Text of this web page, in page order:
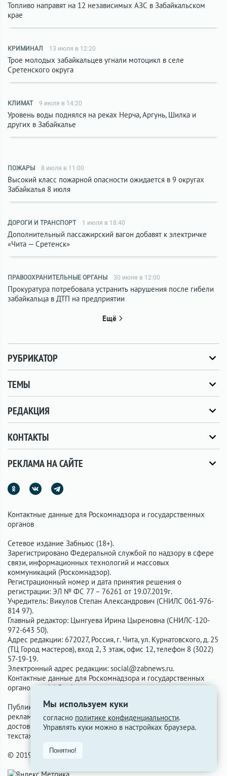
Мы используем куки
согласно политике конфиденциальности.
Управлять куки можно в настройках браузера.
Понятно!
Топливо направят на 12 независимых АЗС в Забайкальском
крае
КРИМИНАЛ 13 июля в 12:20
Трое молодых забайкальцев угнали мотоцикл в селе
Сретенского округа
КЛИМАТ 9 июля в 14:20
Уровень воды поднялся на реках Нерча, Аргунь, Шилка и
других в Забайкалье
ПОЖАРЫ 8 июля в 11:00
Высокий класс пожарной опасности ожидается в 9 округах
Забайкалья 8 июля
ДОРОГИ И ТРАНСПОРТ 1 июля в 18:40
Дополнительный пассажирский вагон добавят к электричке
«Чита — Сретенск»
ПРАВООХРАНИТЕЛЬНЫЕ ОРГАНЫ 30 июня в 12:00
Прокуратура потребовала устранить нарушения после гибели
забайкальца в ДТП на предприятии
Ещё
РУБРИКАТОР
ТЕМЫ
РЕДАКЦИЯ
КОНТАКТЫ
РЕКЛАМА НА САЙТЕ
Контактные данные для Роскомнадзора и государственных
органов
Сетевое издание Забньюс (18+).
Зарегистрировано Федеральной службой по надзору в сфере
связи, информационных технологий и массовых
коммуникаций (Роскомнадзор).
Регистрационный номер и дата принятия решения о
регистрации: ЭЛ № ФС 77 – 76261 от 19.07.2019г.
Учредитель: Викулов Степан Александрович (СНИЛС 061-976-
814 97).
Главный редактор: Цынгуева Ирина Цыреновна (СНИЛС-120-
972-643 50).
Адрес редакции: 672027, Россия, г. Чита, ул. Курнатовского, д. 25
(ТЦ Город мастеров), вход 2, 3 этаж, офис 12, телефон 8 (3022)
57-19-19.
Электронный адрес редакции: social@zabnews.ru.
Контактные данные для Роскомнадзора и государственных
органов:
social@zabnews.ru.
Публикации с пометками «Реклама», «Выборы» оплачены
рекламодателем. Редакция сайта не несёт ответственности за
достоверность информации, содержащейся в рекламных
текстах.
© 2019-2026 ZabNews